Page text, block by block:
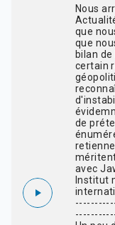
Nous
que
que
bilan
certain
de
avec
Institut